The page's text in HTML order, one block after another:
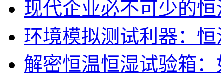
现代企业必不可少的
环境模拟测试利器：
解密恒温恒湿试验箱